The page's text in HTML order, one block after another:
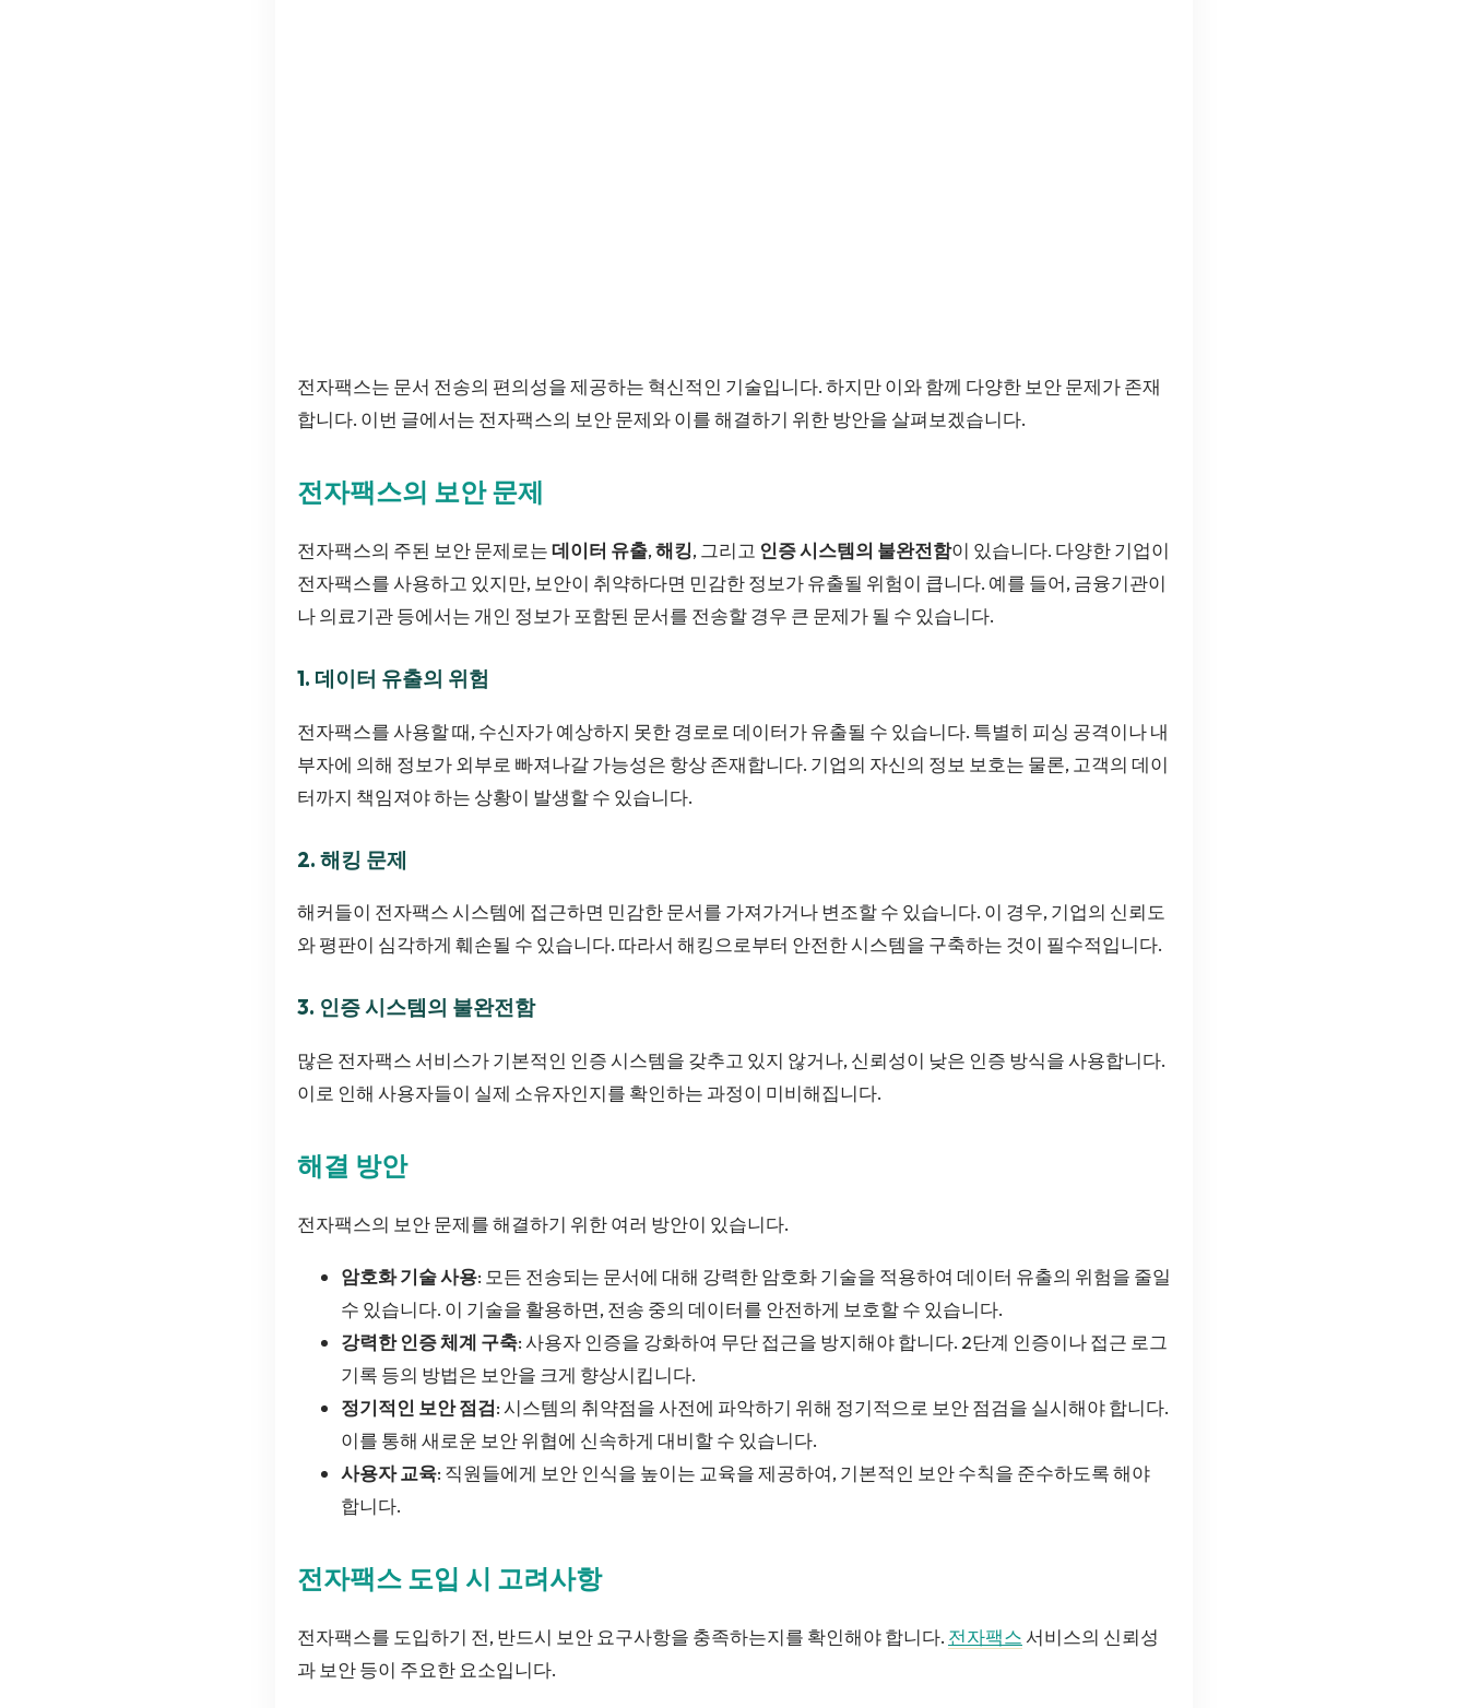
전자팩스는 문서 전송의 편의성을 제공하는 혁신적인 기술입니다. 하지만 이와 함께 다양한 보안 문제가 존재
합니다. 이번 글에서는 전자팩스의 보안 문제와 이를 해결하기 위한 방안을 살펴보겠습니다.
전자팩스의 보안 문제
전자팩스의 주된 보안 문제로는데이터 유출,해킹, 그리고 인증 시스템의 불완전함이 있습니다. 다양한 기업이
전자팩스를 사용하고 있지만, 보안이 취약하다면 민감한 정보가 유출될 위험이 큽니다. 예를 들어, 금융기관이
나 의료기관 등에서는 개인 정보가 포함된 문서를 전송할 경우 큰 문제가 될 수 있습니다.
1. 데이터 유출의 위험
전자팩스를 사용할 때, 수신자가 예상하지 못한 경로로 데이터가 유출될 수 있습니다. 특별히 피싱 공격이나 내
부자에 의해 정보가 외부로 빠져나갈 가능성은 항상 존재합니다. 기업의 자신의 정보 보호는 물론, 고객의 데이
터까지 책임져야 하는 상황이 발생할 수 있습니다.
2. 해킹 문제
해커들이 전자팩스 시스템에 접근하면 민감한 문서를 가져가거나 변조할 수 있습니다. 이 경우, 기업의 신뢰도
와 평판이 심각하게 훼손될 수 있습니다. 따라서 해킹으로부터 안전한 시스템을 구축하는 것이 필수적입니다.
3. 인증 시스템의 불완전함
많은 전자팩스 서비스가 기본적인 인증 시스템을 갖추고 있지 않거나, 신뢰성이 낮은 인증 방식을 사용합니다.
이로 인해 사용자들이 실제 소유자인지를 확인하는 과정이 미비해집니다.
해결 방안
전자팩스의 보안 문제를 해결하기 위한 여러 방안이 있습니다.
암호화 기술 사용: 모든 전송되는 문서에 대해 강력한 암호화 기술을 적용하여 데이터 유출의 위험을 줄일
수 있습니다. 이 기술을 활용하면, 전송 중의 데이터를 안전하게 보호할 수 있습니다.
강력한 인증 체계 구축: 사용자 인증을 강화하여 무단 접근을 방지해야 합니다. 2단계 인증이나 접근 로그
기록 등의 방법은 보안을 크게 향상시킵니다.
정기적인 보안 점검: 시스템의 취약점을 사전에 파악하기 위해 정기적으로 보안 점검을 실시해야 합니다.
이를 통해 새로운 보안 위협에 신속하게 대비할 수 있습니다.
사용자 교육: 직원들에게 보안 인식을 높이는 교육을 제공하여, 기본적인 보안 수칙을 준수하도록 해야
합니다.
전자팩스 도입 시 고려사항
전자팩스를 도입하기 전, 반드시 보안 요구사항을 충족하는지를 확인해야 합니다. 전자팩스 서비스의 신뢰성
과 보안 등이 주요한 요소입니다.